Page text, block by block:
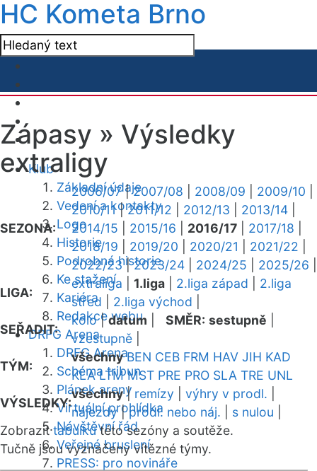
HC Kometa Brno
Klub
Základní údaje
Vedení a kontakty
Logo
Historie
Podrobná historie
Ke stažení
Kariéra
Redakce webu
DRFG Arena
DRFG Arena
Schéma tribun
Plánek areny
Virtuální prohlídka
Návštěvní řád
Veřejné bruslení
PRESS: pro novináře
Zápasy » Výsledky
extraligy
SEZONA:
2006/07|2007/08 2008/09 2009/10
2010/11|2011/12 2012/13 2013/14
2014/15
2015/16 2016/17 2017/18
2018/19
2019/20 2020/21 2021/22
2022/23|2023/24 2024/25 2025/26
LIGA:
extraliga 1.liga 2.liga západ
2.liga
střed
2.liga východ
SEŘADIT:
kolo|datum SMĚR: sestupně
vzestupně
TÝM:
všechny BEN CEB FRM HAV JIH KAD
KLA LTM MST PRE PRO SLA TRE UNL
VÝSLEDKY:
všechny| remízy výhry v prodl.
nájezdy|prodl. nebo náj. s nulou
Zobrazittabulkutéto sezóny a soutěže.
Tučně jsou vyznačeny vítězné týmy.